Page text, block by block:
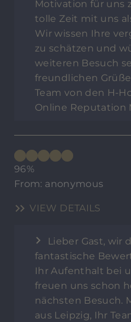
Motivation für uns
tolle Zeit mit uns
Wir wissen Ihre
zu schätzen und
weiteren Besuch
freundlichen
Team von den H-
Online Reputation
96%
From: anonymous
VIEW DETAILS
Lieber Gast, wir
fantastische
Ihr Aufenthalt bei
freuen uns schon
nächsten Besuch.
aus Leipzig, Ihr